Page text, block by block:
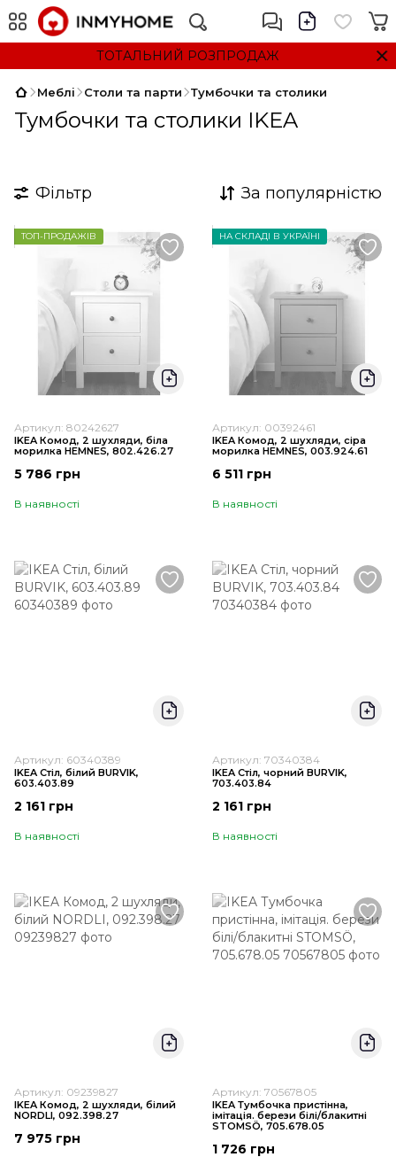
ТОТАЛЬНИЙ РОЗПРОДАЖ
Меблі Столи та парти Тумбочки та столики
Тумбочки та столики IKEA
Фільтр За популярністю
ТОП-ПРОДАЖІВ
Артикул: 80242627
IKEA Комод, 2 шухляди, біла
морилка HEMNES, 802.426.27
5 786 грн
В наявності
НА СКЛАДІ В УКРАЇНІ
Артикул: 00392461
IKEA Комод, 2 шухляди, сіра
морилка HEMNES, 003.924.61
6 511 грн
В наявності
Артикул: 60340389
IKEA Стіл, білий BURVIK,
603.403.89
2 161 грн
В наявності
Артикул: 70340384
IKEA Стіл, чорний BURVIK,
703.403.84
2 161 грн
В наявності
Артикул: 09239827
IKEA Комод, 2 шухляди, білий
NORDLI, 092.398.27
7 975 грн
Артикул: 70567805
IKEA Тумбочка пристінна,
імітація. берези білі/блакитні
STOMSÖ, 705.678.05
1 726 грн